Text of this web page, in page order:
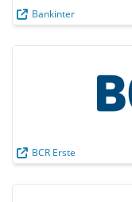
Bankinter
BCR Erste